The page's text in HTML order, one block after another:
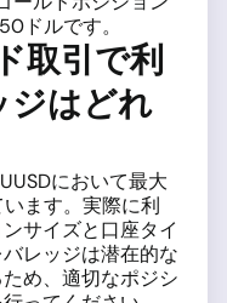
ドルです。
取引で利
ジはどれ
において最大
ます。実際に利
サイズと口座タイ
レッジは潜在的な
め、適切なポジシ